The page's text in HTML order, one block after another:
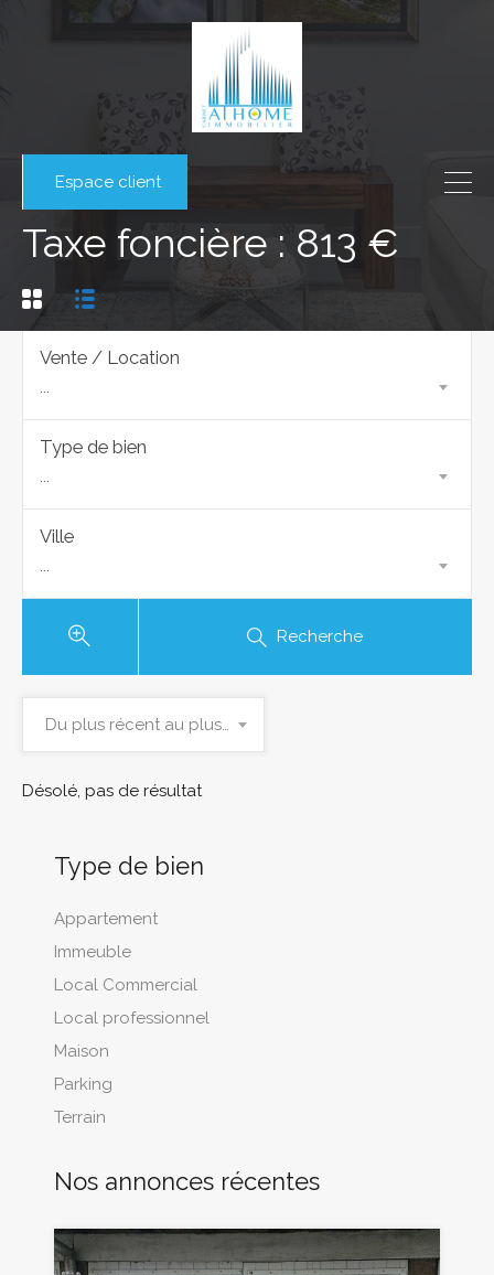
Espace client
Taxe foncière : 813 €
Vente / Location
...
Type de bien
...
Ville
...
Recherche
Du plus récent au plus ancien
Désolé, pas de résultat
Type de bien
Appartement
Immeuble
Local Commercial
Local professionnel
Maison
Parking
Terrain
Nos annonces récentes